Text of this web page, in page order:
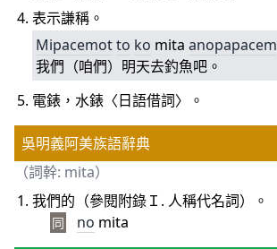
表示謙稱。
Mipacemotto ko mita anopapacem
我們（咱們）明天去釣魚吧。
電錶，水錶〈日語借詞〉。
吳明義阿美族語辭典
（詞幹: mita）
我們的（參閱附錄Ｉ. 人稱代名詞）。
同 no mita